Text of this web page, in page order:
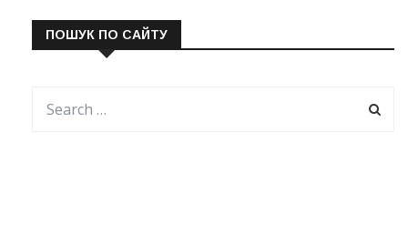
ПОШУК ПО САЙТУ